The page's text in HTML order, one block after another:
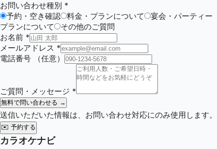
お問い合わせ種別 *
予約・空き確認
料金・プランについて
宴会・パーティー
プランについて
その他のご質問
お名前 *
メールアドレス *
電話番号
（任意）
ご質問・メッセージ *
無料で問い合わせる →
送信いただいた情報は、お問い合わせ対応にのみ使用します。
✉️ 予約する
カラオケナビ